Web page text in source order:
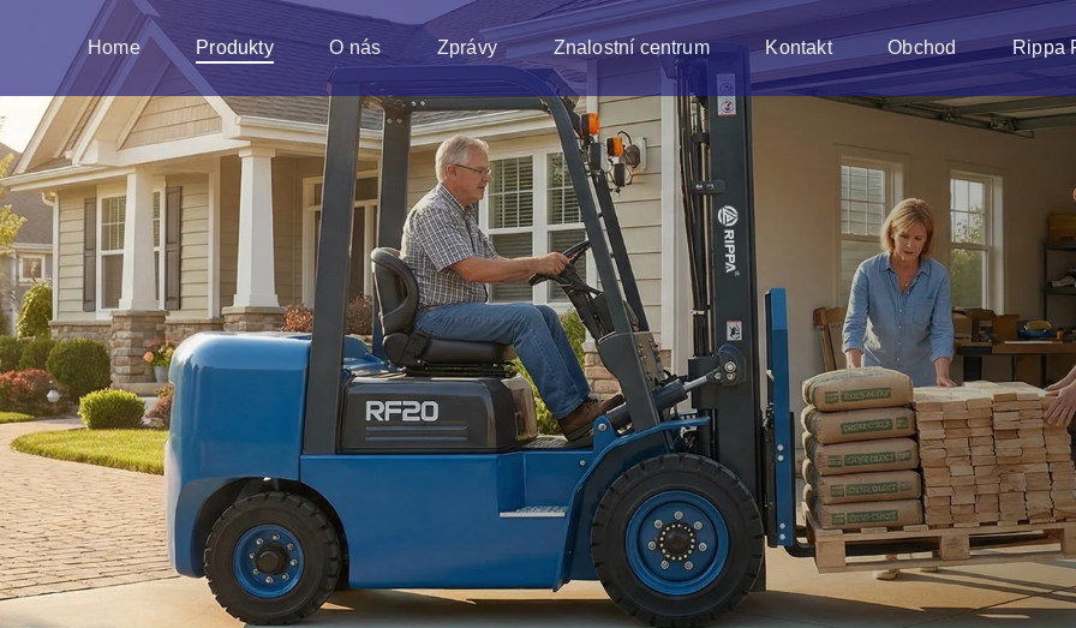
Home Produkty O nás Zprávy Znalostní centrum Kontakt Obchod Rippa